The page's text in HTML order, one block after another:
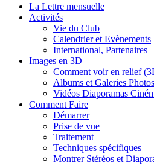
La Lettre mensuelle
Activités
Vie du Club
Calendrier et Evènements
International, Partenaires
Images en 3D
Comment voir en relief
Albums et Galeries
Vidéos Diaporamas
Comment Faire
Démarrer
Prise de vue
Traitement
Techniques spécifiques
Montrer Stéréos et